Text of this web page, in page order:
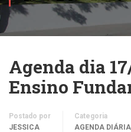
Agenda dia
Ensino
Postado por
JESSICA
Categoria
AGENDA DIÁRIA